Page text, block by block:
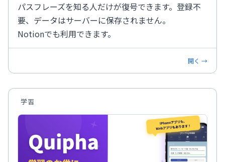
パスフレーズを知る人だけが復号できます。登録不
要、データはサーバーに保存されません。
Notionでも利用できます。
開く →
学習